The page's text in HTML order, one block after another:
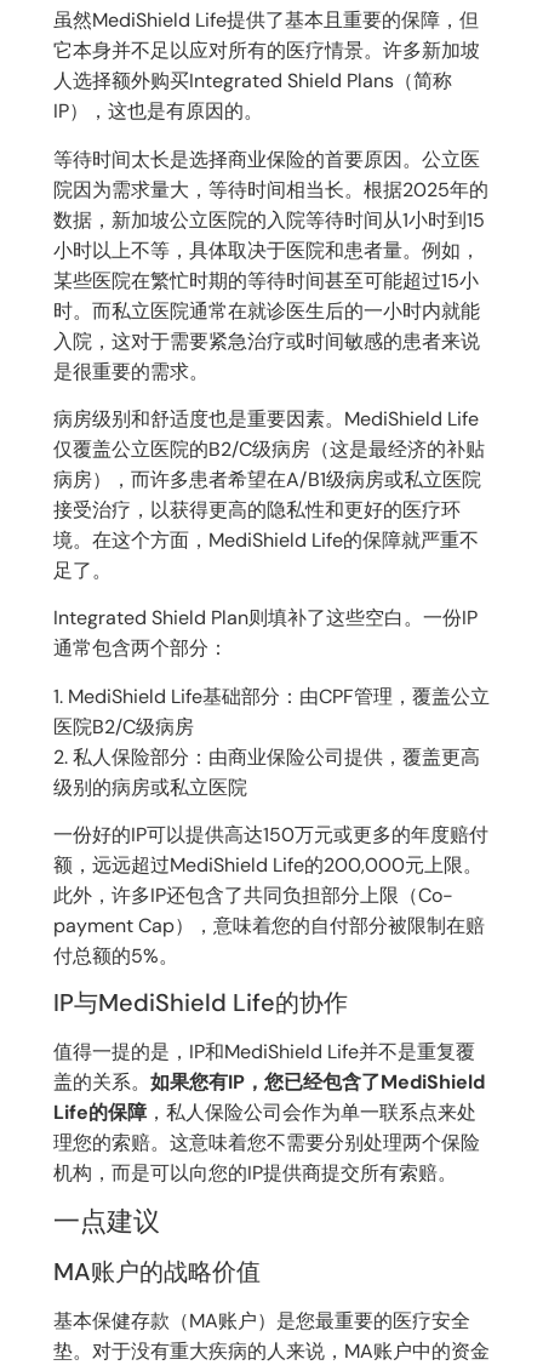
虽然MediShield Life提供了基本且重要的保障，但
它本身并不足以应对所有的医疗情景。许多新加坡
人选择额外购买Integrated Shield Plans（简称
IP），这也是有原因的。
等待时间太长是选择商业保险的首要原因。公立医
院因为需求量大，等待时间相当长。根据2025年的
数据，新加坡公立医院的入院等待时间从1小时到15
小时以上不等，具体取决于医院和患者量。例如，
某些医院在繁忙时期的等待时间甚至可能超过15小
时。而私立医院通常在就诊医生后的一小时内就能
入院，这对于需要紧急治疗或时间敏感的患者来说
是很重要的需求。
病房级别和舒适度也是重要因素。MediShield Life
仅覆盖公立医院的B2/C级病房（这是最经济的补贴
病房），而许多患者希望在A/B1级病房或私立医院
接受治疗，以获得更高的隐私性和更好的医疗环
境。在这个方面，MediShield Life的保障就严重不
足了。
Integrated Shield Plan则填补了这些空白。一份IP
通常包含两个部分：
1. MediShield Life基础部分：由CPF管理，覆盖公立
医院B2/C级病房
2. 私人保险部分：由商业保险公司提供，覆盖更高
级别的病房或私立医院
一份好的IP可以提供高达150万元或更多的年度赔付
额，远远超过MediShield Life的200,000元上限。
此外，许多IP还包含了共同负担部分上限（Co-
payment Cap），意味着您的自付部分被限制在赔
付总额的5%。
IP与MediShield Life的协作
值得一提的是，IP和MediShield Life并不是重复覆
盖的关系。 如果您有IP，您已经包含了MediShield
Life的保障 ，私人保险公司会作为单一联系点来处
理您的索赔。这意味着您不需要分别处理两个保险
机构，而是可以向您的IP提供商提交所有索赔。
一点建议
MA账户的战略价值
基本保健存款（MA账户）是您最重要的医疗安全
垫。对于没有重大疾病的人来说，MA账户中的资金